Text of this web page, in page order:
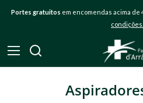
Portes gratuitos em encomendas acima
condições.